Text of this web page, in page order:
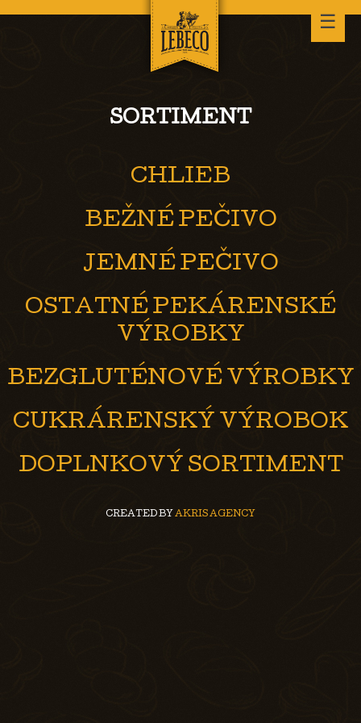
☰
SORTIMENT
CHLIEB
BEŽNÉ PEČIVO
JEMNÉ PEČIVO
OSTATNÉ PEKÁRENSKÉ
VÝROBKY
BEZGLUTÉNOVÉ VÝROBKY
CUKRÁRENSKÝ VÝROBOK
DOPLNKOVÝ SORTIMENT
CREATED BY AKRIS AGENCY